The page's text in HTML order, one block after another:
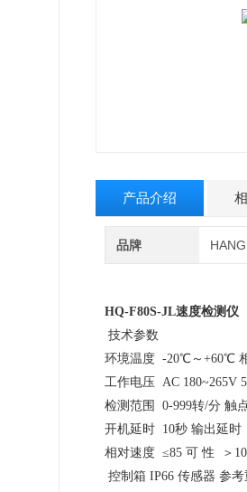
产品介绍
品牌
HQ-F80S-JL速度检测仪
技术参数
环境温度 -20℃～+60℃
工作电压 AC 180~265V
检测范围 0-999转/分 触
开机延时 10秒 输出延时
相对速度 ≤85 可 性 ＞
控制箱 IP66 传感器 参